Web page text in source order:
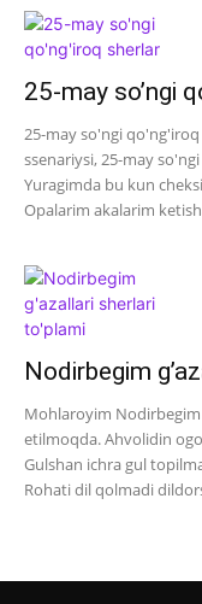
25-may so’ngi
25-may so'ngi
ssenariysi, 25-may
Yuragimda bu kun
Opalarim akalarim
Nodirbegim
Mohlaroyim
etilmoqda. Ahvolidin
Gulshan ichra gul
Rohati dil qolmadi